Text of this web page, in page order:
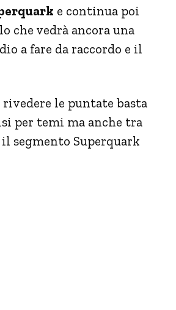
e continua poi
che vedrà ancora una
a fare da raccordo e il
rivedere le puntate basta
per temi ma anche tra
segmento Superquark